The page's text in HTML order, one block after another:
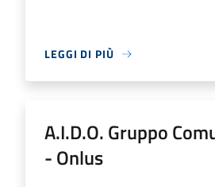
LEGGI DI PIÙ
A.I.D.O. Gruppo
- Onlus